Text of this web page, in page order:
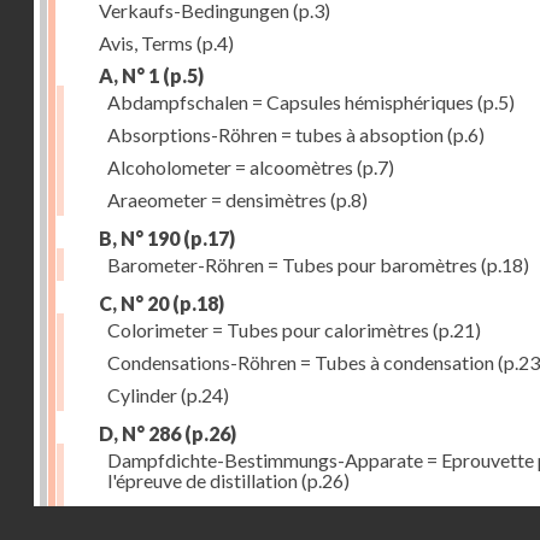
Verkaufs-Bedingungen(p.3)
Avis, Terms (p.4)
A, N° 1 (p.5)
Abdampfschalen = Capsules hémisphériques (p.5)
Absorptions-Röhren = tubes à absoption(p.6)
Alcoholometer = alcoomètres (p.7)
Araeometer = densimètres (p.8)
B, N° 190(p.17)
Barometer-Röhren = Tubes pour baromètres (p.18)
C, N° 20(p.18)
Colorimeter = Tubes pour calorimètres (p.21)
Condensations-Röhren = Tubes à condensation
Cylinder(p.24)
D, N° 286(p.26)
Dampfdichte-Bestimmungs-Apparate = Eprouvette
l'épreuve de distillation(p.26)
Destillir-Kolben = Ballons à distillation fractionnée